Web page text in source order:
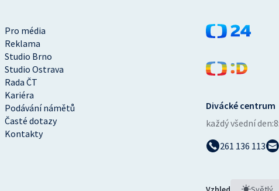
Pro média
Reklama
Studio Brno
Studio Ostrava
Rada ČT
Kariéra
Podávání námětů
Časté dotazy
Kontakty
Divácké centrum
každý všední den:
261 136 113